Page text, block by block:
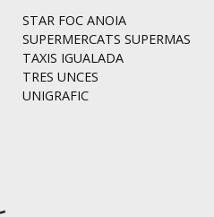
STAR FOC ANOIA
SUPERMERCATS SUPERMAS
TAXIS IGUALADA
TRES UNCES
UNIGRAFIC